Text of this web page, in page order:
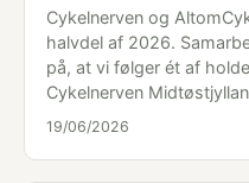
Cykelnerven og
halvdel af 2026.
på, at vi følger ét af
Cykelnerven
19/06/2026